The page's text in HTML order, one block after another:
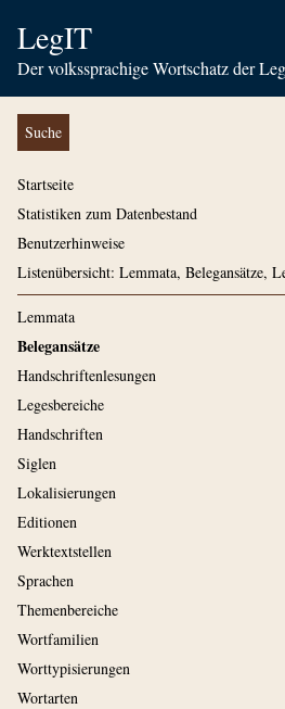
LegIT
Der volkssprachige Wortschatz der
Suche
Startseite
Statistiken zum Datenbestand
Benutzerhinweise
Listenübersicht: Lemmata, Belegansätze,
Lemmata
Belegansätze
Handschriftenlesungen
Legesbereiche
Handschriften
Siglen
Lokalisierungen
Editionen
Werktextstellen
Sprachen
Themenbereiche
Wortfamilien
Worttypisierungen
Wortarten